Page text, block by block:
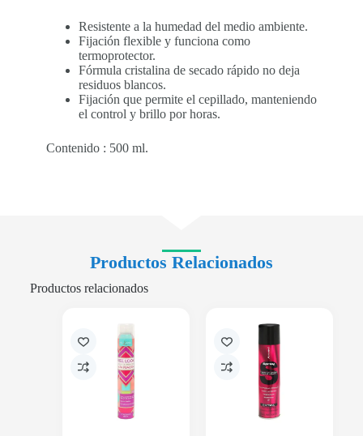
Resistente a la humedad del medio ambiente.
Fijación flexible y funciona como
termoprotector.
Fórmula cristalina de secado rápido no deja
residuos blancos.
Fijación que permite el cepillado, manteniendo
el control y brillo por horas.
Contenido : 500 ml.
Productos Relacionados
Productos relacionados